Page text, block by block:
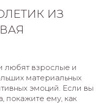
ИЗ
любят взрослые и
материальных
эмоций. Если вы
покажите ему, как